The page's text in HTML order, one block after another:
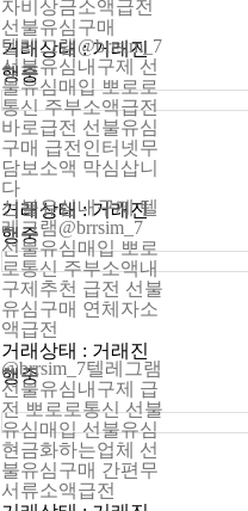
자비상금소액급전
선불유심구매
거래상태 : 거래진
행중
텔레그램@brrsim_7
선불유심내구제 선
불유심매입 뽀로로
통신 주부소액급전
바로급전 선불유심
구매 급전인터넷무
담보소액 막심삽니
다
거래상태 : 거래진
행중
선불유심내구제 텔
레그램@brrsim_7
선불유심매입 뽀로
로통신 주부소액내
구제추천 급전 선불
유심구매 연체자소
액급전
거래상태 : 거래진
행중
@brrsim_7텔레그램
선불유심내구제 급
전 뽀로로통신 선불
유심매입 선불유심
현금화하는업체 선
불유심구매 간편무
서류소액급전